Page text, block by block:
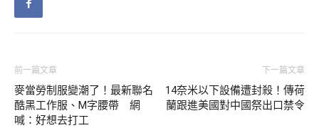
前一篇文章
麥當勞制服變潮了！最新聯名
酷黑工作服、M字腰帶 網
喊：好想去打工
下一篇文章
14奈米以下設備遭封殺！傳荷
蘭跟進美國對中國祭出口禁令